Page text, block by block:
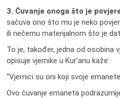
3. Čuvanje onoga što je
sačuva ono što mu je neko
ili nečemu materijalnom što je
To je, također, jedna od osobina
opisuje vjernike u Kur’anu kaže:
“Vjernici su oni koji svoje
Ovo čuvanje emaneta